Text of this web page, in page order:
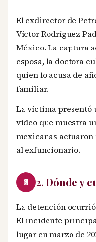
El exdirector de
Víctor Rodríguez
México. La captura
esposa, la doctora
quien lo acusa de
familiar.
La víctima presentó
video que muestra
mexicanas
al exfuncionario.
📄 2. Dónde y
La detención ocurrió
El incidente
lugar en marzo de